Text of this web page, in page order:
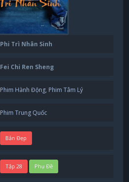
Phi Trì Nhân Sinh
Fei Chi Ren Sheng
Phim Hành Động, Phim Tâm Lý
Phim Trung Quốc
Bản Đẹp
Tập 28 Phụ Đề